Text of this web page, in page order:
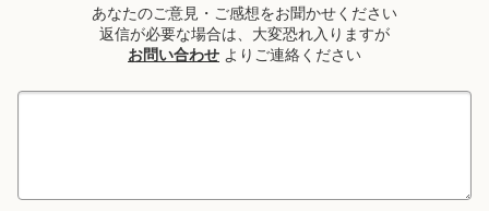
あなたのご意見・ご感想をお聞かせください
返信が必要な場合は、大変恐れ入りますが
お問い合わせ よりご連絡ください